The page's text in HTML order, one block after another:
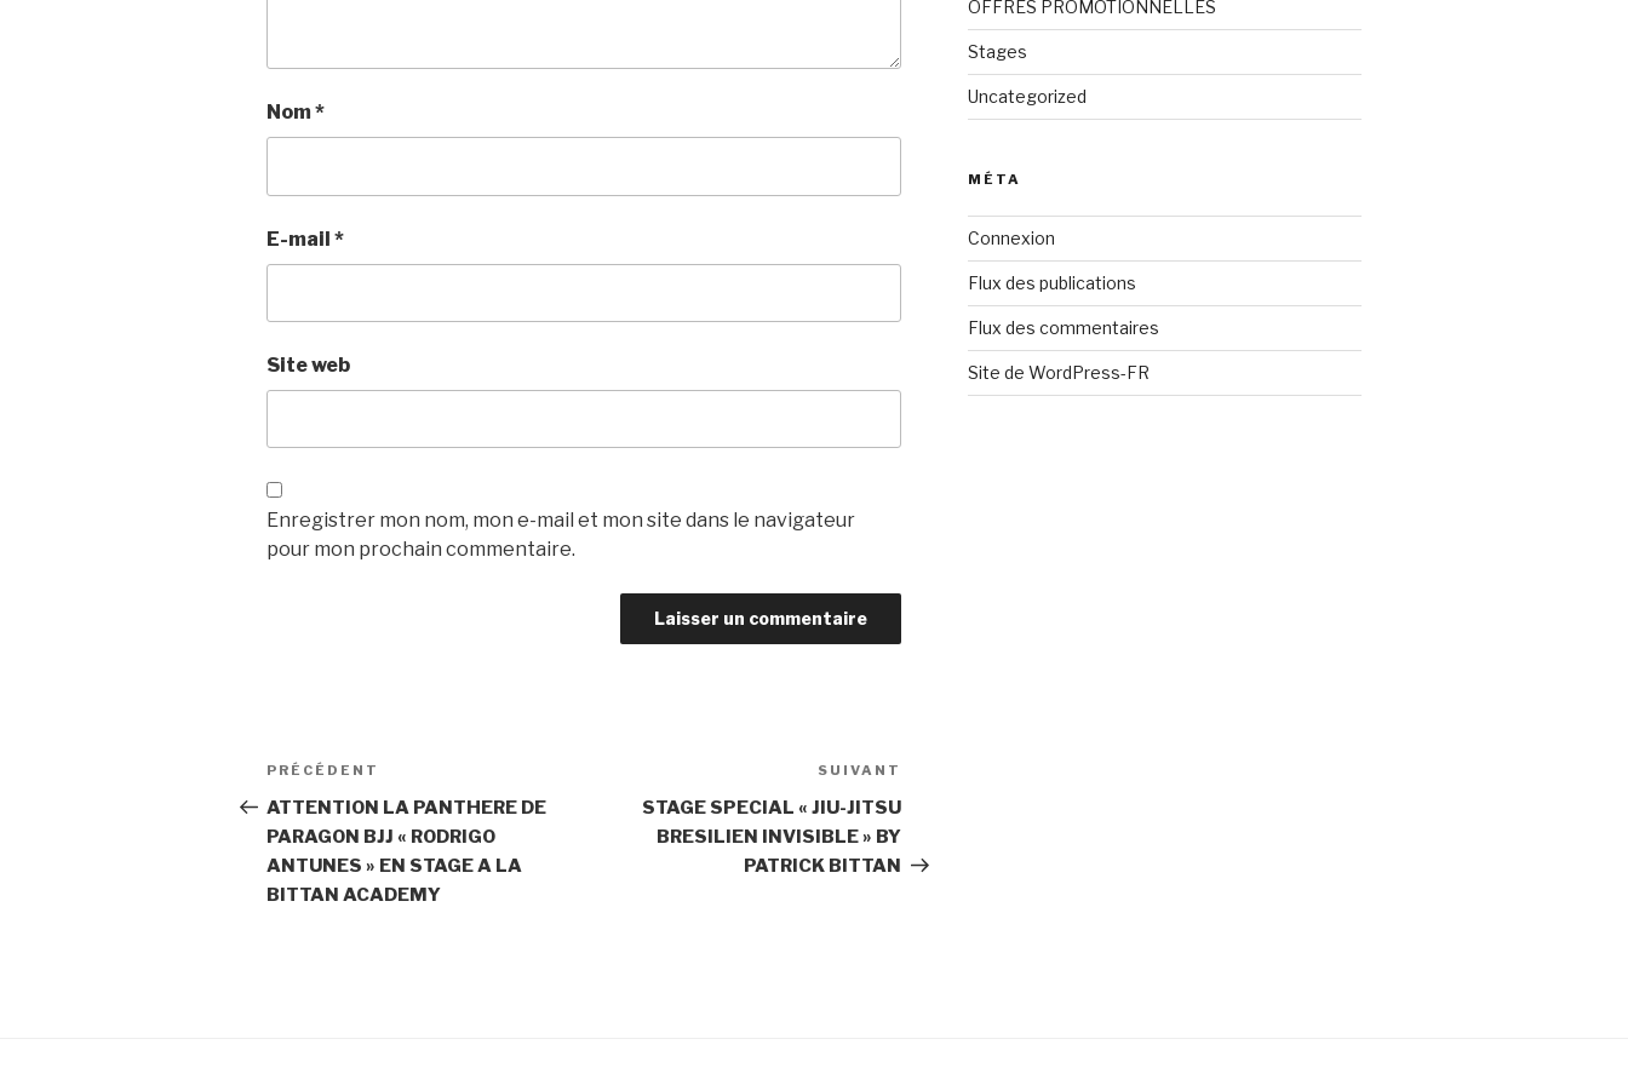
Nom*
E-mail *
Site web
Enregistrer mon nom, mon e-mail et mon site dans le navigateur
pour mon prochain commentaire.
PRÉCÉDENT
ATTENTION LA PANTHERE DE
PARAGON BJJ « RODRIGO
ANTUNES » EN STAGE A LA
BITTAN ACADEMY
SUIVANT
STAGE SPECIAL « JIU-JITSU
BRESILIEN INVISIBLE » BY
PATRICK BITTAN
OFFRES PROMOTIONNELLES
Stages
Uncategorized
MÉTA
Connexion
Flux des publications
Flux des commentaires
Site de WordPress-FR